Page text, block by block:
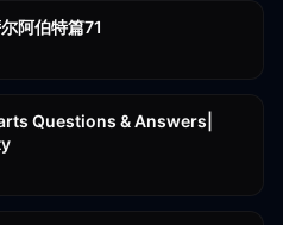
阿伯特篇71
Questions & Answers|